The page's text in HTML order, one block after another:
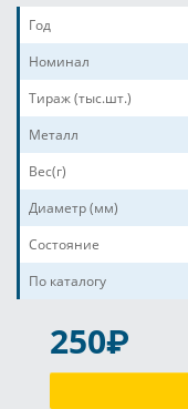
Год
Номинал
Тираж (тыс.шт.)
Металл
Вес(г)
Диаметр (мм)
Состояние
По каталогу
250P